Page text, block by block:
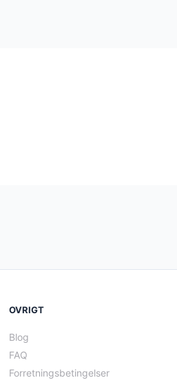
OVRIGT
Blog
FAQ
Forretningsbetingelser